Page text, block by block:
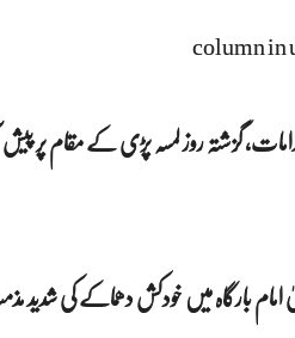
column in
گزشتہ روز لمسہ پڑی کے مقام
امام بارگاہ میں خودکش دھماکے کی